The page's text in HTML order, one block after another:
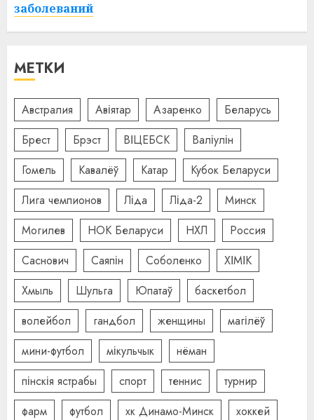
заболеваний
МЕТКИ
Австралия Авіятар Азаренко
Беларусь
Брест
Брэст ВІЦЕБСК
Валіулін
Гомель
Кавалёў Катар
Кубок Беларуси
Лига чемпионов
Ліда Ліда-2
Минск
Могилев
НОК Беларуси НХЛ
Россия
Саснович
Саяпін Соболенко
ХІМІК
Хмыль
Шульга Юпатаў
баскетбол
волейбол
гандбол женщины
магілёў
мини-футбол
мікульчык
нёман
пінскія ястрабы
спорт теннис
турнир
фарм
футбол хк Динамо-Минск
хоккей